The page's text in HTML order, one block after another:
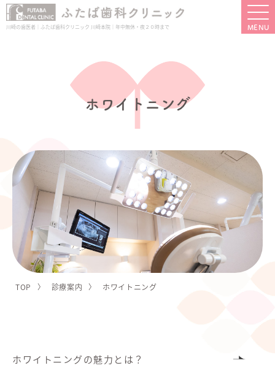
川崎の歯医者｜ふたば歯科クリニック 川崎本院｜年中無休・夜２０時まで
ホワイトニング
TOP 診療案内 ホワイトニング
ホワイトニングの魅力とは？